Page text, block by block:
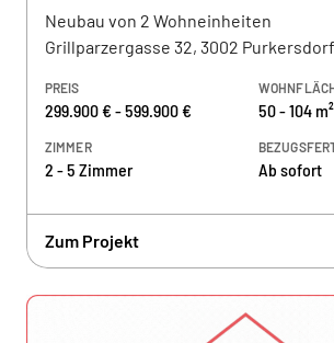
Neubau von 2 Wohneinheiten
Grillparzergasse 32, 3002 Purkersdorf
PREIS
299.900 € - 599.900 € 50 - 104 m²
ZIMMER
2 - 5 Zimmer Ab sofort
Zum Projekt